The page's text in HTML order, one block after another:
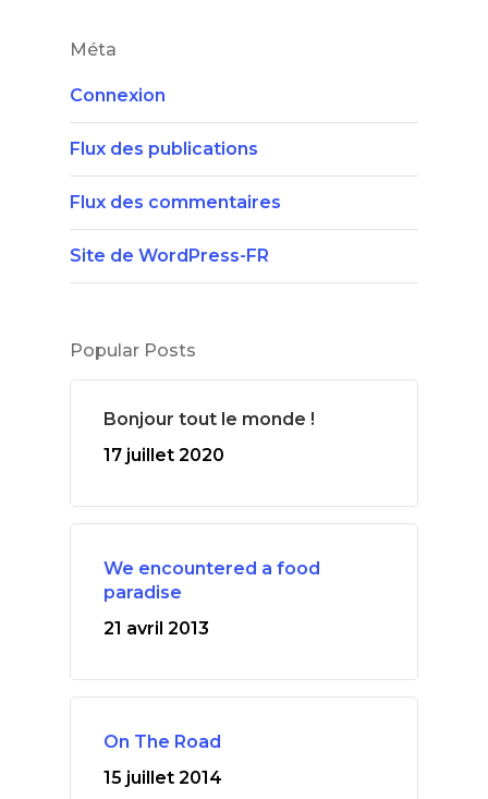
Méta
Connexion
Flux des publications
Flux des commentaires
Site de WordPress-FR
Popular Posts
Bonjour tout le monde !
17 juillet 2020
We encountered a food
paradise
21 avril 2013
On The Road
15 juillet 2014